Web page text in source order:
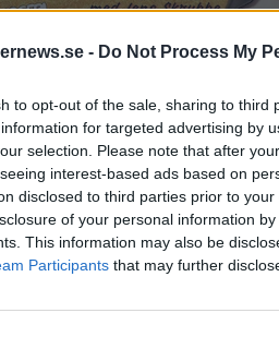
- Do Not Process My
to opt-out of the sale, sharing to
for targeted advertising by
selection. Please note that after
interest-based ads based on
disclosed to third parties prior to
of your personal information
This information may also be
Participants that may further
tar steget
öl